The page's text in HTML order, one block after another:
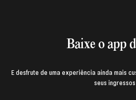
Baixe o app
E desfrute de uma experiência ainda mais
seus ingressos